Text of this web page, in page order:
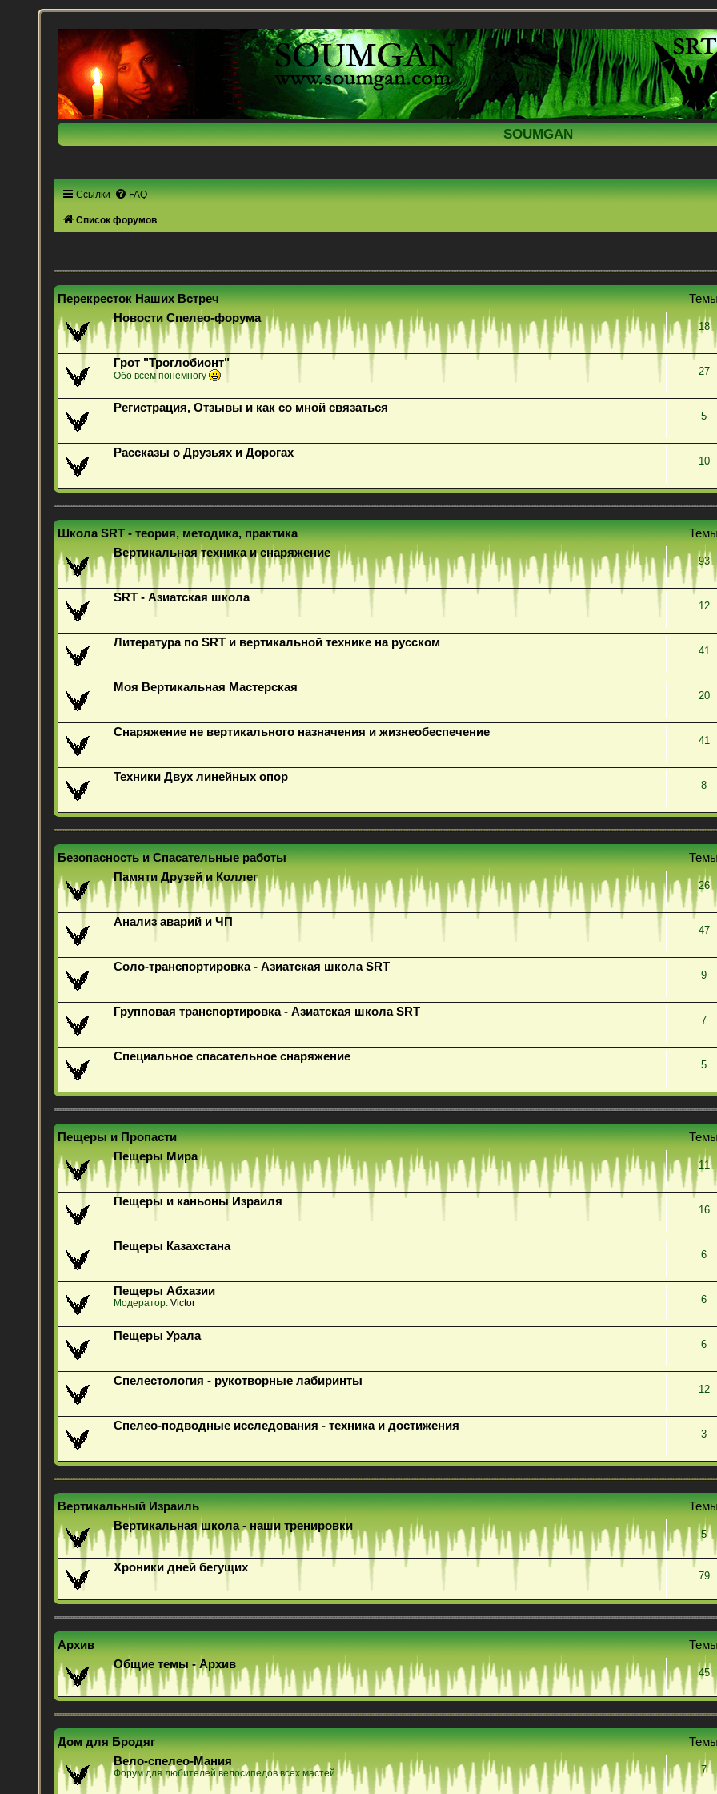
SOUMGAN
Ссылки FAQ
Список форумов
Перекресток Наших Встреч
Новости Спелео-форума
18
Грот "Троглобионт"
Обо всем понемногу 27
Регистрация, Отзывы и как со мной связаться
5
Рассказы о Друзьях и Дорогах
10
Школа SRT - теория, методика, практика
Вертикальная техника и снаряжение
93
SRT - Азиатская школа
12
Литература по SRT и вертикальной технике на русском
41
Моя Вертикальная Мастерская
20
Снаряжение не вертикального назначения и жизнеобеспечение
41
Техники Двух линейных опор
8
Безопасность и Спасательные работы
Памяти Друзей и Коллег
26
Анализ аварий и ЧП
47
Соло-транспортировка - Азиатская школа SRT
9
Групповая транспортировка - Азиатская школа SRT
7
Специальное спасательное снаряжение
5
Пещеры и Пропасти
Пещеры Мира
11
Пещеры и каньоны Израиля
16
Пещеры Казахстана
6
Пещеры Абхазии
Модератор: Victor 6
Пещеры Урала
6
Спелестология - рукотворные лабиринты
12
Спелео-подводные исследования - техника и достижения
3
Вертикальный Израиль
Вертикальная школа - наши тренировки
5
Хроники дней бегущих
79
Архив
Общие темы - Архив
45
Дом для Бродяг
Вело-спелео-Мания
Форум для любителей велосипедов всех мастей 7